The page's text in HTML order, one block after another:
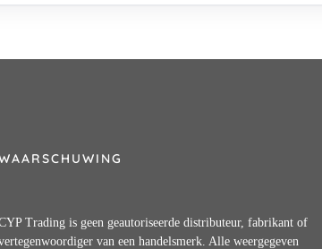
Trading is geen geautoriseerde distributeur, fabrikant of
van een handelsmerk. Alle weergegeven